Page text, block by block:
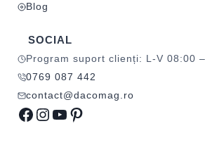
Blog
SOCIAL
Program suport clienți: L-V 08:00
0769 087 442
contact@dacomag.ro
Facebook
Instagram
YouTube
Pinterest